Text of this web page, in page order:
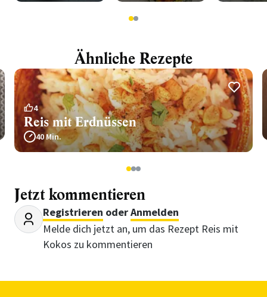
12
Ähnliche Rezepte
4
Reis mit Erdnüssen
40 Min.
123
Jetzt kommentieren
Registrieren oderAnmelden
Melde dich jetzt an, um das Rezept Reis mit
Kokos zu kommentieren